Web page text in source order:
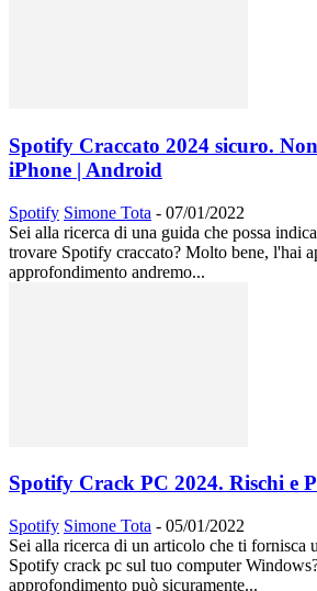
Spotify Craccato 2024 sicuro.
iPhone | Android
Spotify Simone Tota - 07/01/2022
Sei alla ricerca di una guida che possa
trovare Spotify craccato? Molto bene, l'hai
approfondimento andremo...
Spotify Crack PC 2024. Rischi e
Spotify Simone Tota - 05/01/2022
Sei alla ricerca di un articolo che ti fornisca
Spotify crack pc sul tuo computer
approfondimento può sicuramente...